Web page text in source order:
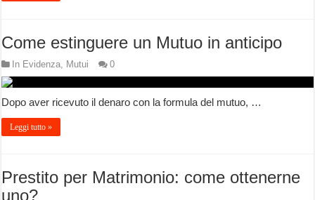
Come estinguere un Mutuo in anticipo
In Evidenza, Mutui 0
Dopo aver ricevuto il denaro con la formula del mutuo, …
Leggi tutto »
Prestito per Matrimonio: come ottenerne
uno?